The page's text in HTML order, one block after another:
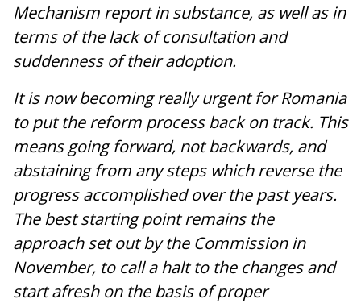
Mechanism report in substance, as well as in
terms of the lack of consultation and
suddenness of their adoption.
It is now becoming really urgent for Romania
to put the reform process back on track. This
means going forward, not backwards, and
abstaining from any steps which reverse the
progress accomplished over the past years.
The best starting point remains the
approach set out by the Commission in
November, to call a halt to the changes and
start afresh on the basis of proper